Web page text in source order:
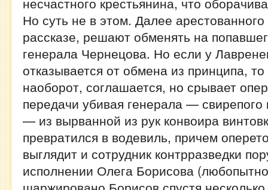
Но суть не в этом. Далее
рассказе, решают обменять на
генерала Чернецова. Но если у
отказывается от обмена из принципа,
наоборот, соглашается, но срывает
передачи убивая генерала — свирепого
— из вырванной из рук конвоира
превратился в водевиль, причем
выглядит и сотрудник контрразведки
исполнении Олега Борисова